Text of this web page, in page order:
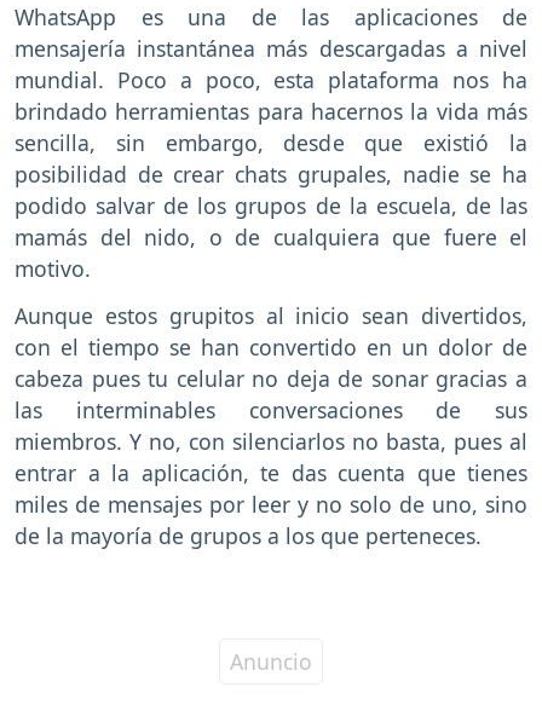
WhatsApp es una de las aplicaciones de
mensajería instantánea más descargadas a nivel
mundial. Poco a poco, esta plataforma nos ha
brindado herramientas para hacernos la vida más
sencilla, sin embargo, desde que existió la
posibilidad de crear chats grupales, nadie se ha
podido salvar de los grupos de la escuela, de las
mamás del nido, o de cualquiera que fuere el
motivo.
Aunque estos grupitos al inicio sean divertidos,
con el tiempo se han convertido en un dolor de
cabeza pues tu celular no deja de sonar gracias a
las interminables conversaciones de sus
miembros. Y no, con silenciarlos no basta, pues al
entrar a la aplicación, te das cuenta que tienes
miles de mensajes por leer y no solo de uno, sino
de la mayoría de grupos a los que perteneces.